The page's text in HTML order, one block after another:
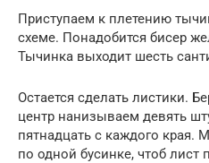
Приступаем к плетению
схеме. Понадобится бисер
Тычинка выходит шесть
Остается сделать листики.
центр нанизываем девять
пятнадцать с каждого края.
по одной бусинке, чтоб лист